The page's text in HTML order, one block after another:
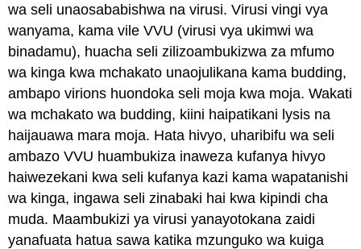
wa seli unaosababishwa na virusi. Virusi vingi vya
wanyama, kama vile VVU (virusi vya ukimwi wa
binadamu), huacha seli zilizoambukizwa za mfumo
wa kinga kwa mchakato unaojulikana kama budding,
ambapo virions huondoka seli moja kwa moja. Wakati
wa mchakato wa budding, kiini haipatikani lysis na
haijauawa mara moja. Hata hivyo, uharibifu wa seli
ambazo VVU huambukiza inaweza kufanya hivyo
haiwezekani kwa seli kufanya kazi kama wapatanishi
wa kinga, ingawa seli zinabaki hai kwa kipindi cha
muda. Maambukizi ya virusi yanayotokana zaidi
yanafuata hatua sawa katika mzunguko wa kuiga